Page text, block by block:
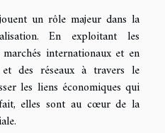
un rôle majeur dans la
En exploitant les
internationaux et en
des réseaux à travers le
les liens économiques qui
elles sont au cœur de la